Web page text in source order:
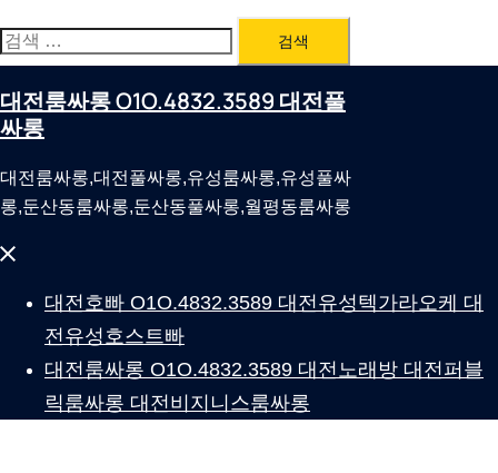
검
색:
대전룸싸롱 O1O.4832.3589 대전풀
싸롱
대전룸싸롱,대전풀싸롱,유성룸싸롱,유성풀싸
롱,둔산동룸싸롱,둔산동풀싸롱,월평동룸싸롱
Close
대전호빠 O1O.4832.3589 대전유성텍가라오케 대
전유성호스트빠
대전룸싸롱 O1O.4832.3589 대전노래방 대전퍼블
릭룸싸롱 대전비지니스룸싸롱